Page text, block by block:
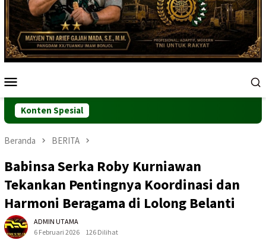
Mobile
Konten Spesial
Beranda BERITA
Babinsa Serka Roby Kurniawan
Tekankan Pentingnya Koordinasi dan
Harmoni Beragama di Lolong Belanti
ADMIN UTAMA
6 Februari 2026
126 Dilihat